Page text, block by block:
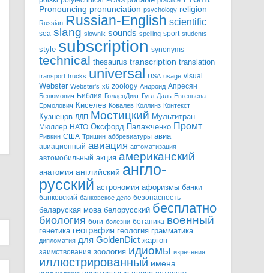
Pronouncing pronunciation psychology religion
Russian Russian-English scientific
sea slang slownik sounds spelling sport students
style subscription synonyms
technical thesaurus transcription translation
transport trucks universal USA usage visual
Webster Webster's x6 zoology Андроид Апресян
Бенюмович Библия ГолденДикт Гугл Даль Евгеньева
Ермолович Киселев Ковалев Коллинз Контекст
Кузнецов ЛДП Мостицкий Мультитран
Мюллер НАТО Оксфорд Палажченко Промт
Ривкин США Тришин аббревиатуры авиа
авиационный авиация автоматизация
автомобильный акция американский
анатомия английский англо-
русский астрономия афоризмы банки
банковский банковское дело безопасность
беларуская мова белорусский бесплатно
биология боги болезни ботаника военный
генетика география геология грамматика
дипломатия для GoldenDict жаргон
заимствования зоология идиомы изречения
иллюстрированный имена